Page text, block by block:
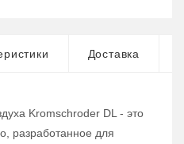
Доставка
Kromschroder DL - это
разработанное для